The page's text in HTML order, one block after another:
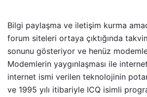
Bilgi paylaşma ve iletişim kurma
forum siteleri ortaya çıktığında
sonunu gösteriyor ve henüz
Modemlerin yaygınlaşması ile
internet ismi verilen teknolojinin
ve 1995 yılı itibariyle ICQ isimli